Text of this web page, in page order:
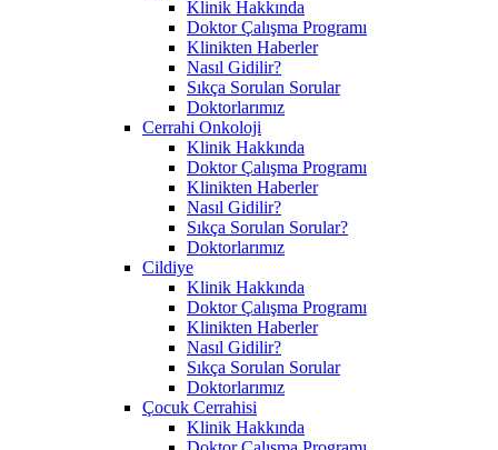
Klinik Hakkında
Doktor Çalışma Programı
Klinikten Haberler
Nasıl Gidilir?
Sıkça Sorulan Sorular
Doktorlarımız
Cerrahi Onkoloji
Klinik Hakkında
Doktor Çalışma Programı
Klinikten Haberler
Nasıl Gidilir?
Sıkça Sorulan Sorular?
Doktorlarımız
Cildiye
Klinik Hakkında
Doktor Çalışma Programı
Klinikten Haberler
Nasıl Gidilir?
Sıkça Sorulan Sorular
Doktorlarımız
Çocuk Cerrahisi
Klinik Hakkında